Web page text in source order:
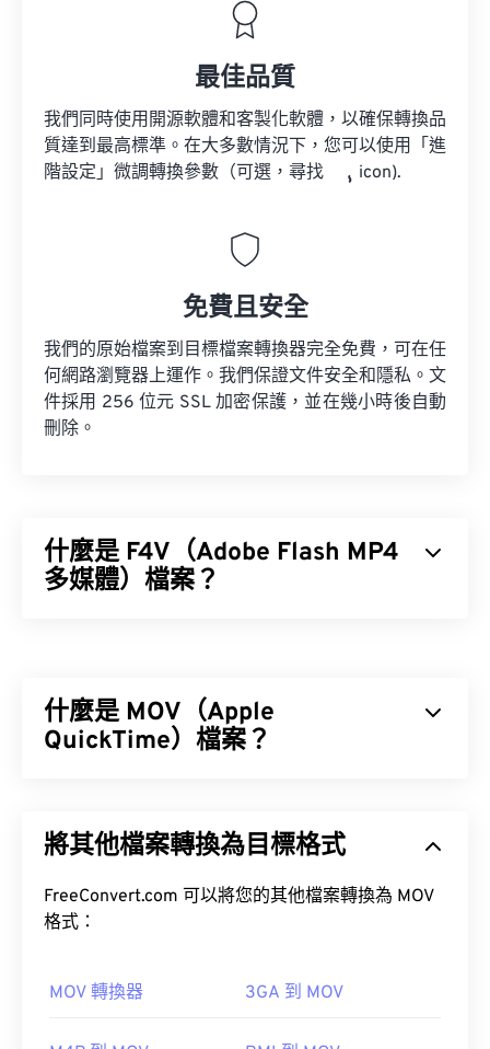
最佳品質
我們同時使用開源軟體和客製化軟體，以確保轉換品
質達到最高標準。在大多數情況下，您可以使用「進
階設定」微調轉換參數（可選，尋找
icon).
免費且安全
我們的原始檔案到目標檔案轉換器完全免費，可在任
何網路瀏覽器上運作。我們保證文件安全和隱私。文
件採用 256 位元 SSL 加密保護，並在幾小時後自動
刪除。
什麼是 F4V（Adobe Flash MP4
多媒體）檔案？
F4V 通常被稱為「Flash 視訊」。
編解碼器
如何開啟 F4V 檔案？
在大多數平台上，F4V 檔案預設使用Adobe Flash
Player
什麼是 MOV（Apple
QuickTime）檔案？
件。它以方便用戶將多媒體檔案保存到設備上而聞
將其他檔案轉換為目標格式
FreeConvert.com 可以將您的其他檔案轉換為 MOV
格式：
MOV 轉換器 3GA 到 MOV